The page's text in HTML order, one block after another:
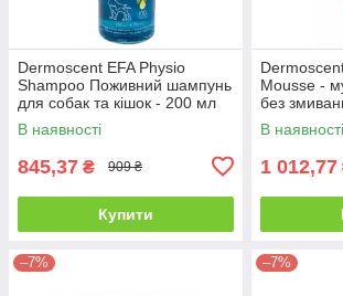
Dermoscent EFA Physio
Shampoo Поживний шампунь
для собак та кішок - 200 мл
В наявності
845,37 ₴ 909 ₴
Купити
Mousse -
без
чутливою
В наявності
1 012,77
–7% –7%